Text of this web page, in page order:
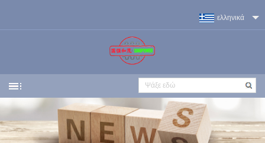
ελληνικά